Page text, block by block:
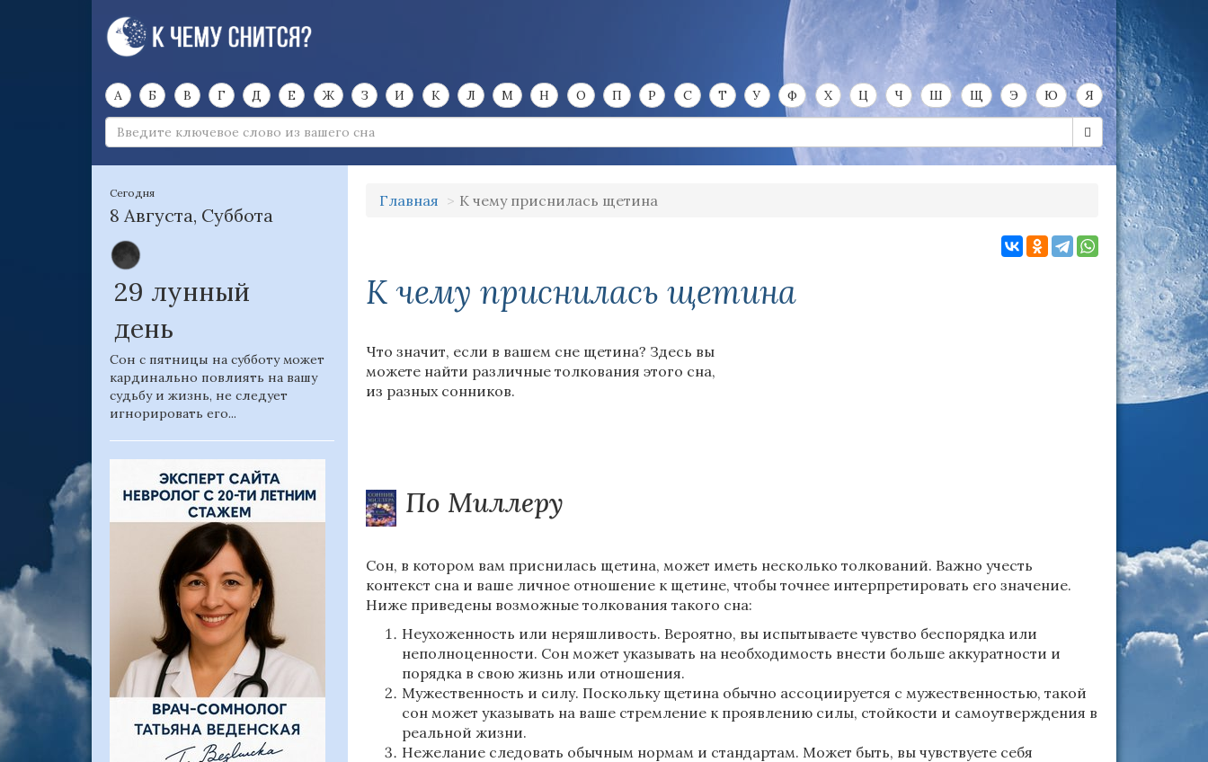
А Б В Г Д Е Ж З И К Л М Н О П Р С Т У Ф Х Ц Ч Ш Щ Э Ю Я
Сегодня
8 Августа, Суббота
29 лунный
день
Сон с пятницы на субботу может
кардинально повлиять на вашу
судьбу и жизнь, не следует
игнорировать его...
Главная К чему приснилась щетина
К чему приснилась щетина
Что значит, если в вашем сне щетина? Здесь вы
можете найти различные толкования этого сна,
из разных сонников.
По Миллеру
Сон, в котором вам приснилась щетина, может иметь несколько толкований. Важно учесть
контекст сна и ваше личное отношение к щетине, чтобы точнее интерпретировать его значение.
Ниже приведены возможные толкования такого сна:
Неухоженность или неряшливость. Вероятно, вы испытываете чувство беспорядка или
неполноценности. Сон может указывать на необходимость внести больше аккуратности и
порядка в свою жизнь или отношения.
Мужественность и силу. Поскольку щетина обычно ассоциируется с мужественностью, такой
сон может указывать на ваше стремление к проявлению силы, стойкости и самоутверждения в
реальной жизни.
Нежелание следовать обычным нормам и стандартам. Может быть, вы чувствуете себя